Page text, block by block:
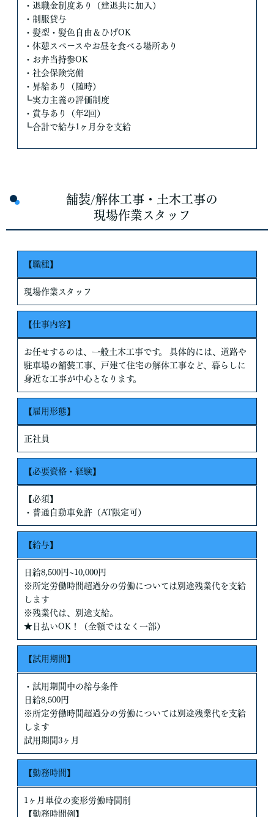
・退職金制度あり（建退共に加入）
・制服貸与
・髪型・髪色自由＆ひげOK
・休憩スペースやお昼を食べる場所あり
・お弁当持参OK
・社会保険完備
・昇給あり（随時）
┗実力主義の評価制度
・賞与あり（年2回）
┗合計で給与1ヶ月分を支給
舗装/解体工事・土木工事の
現場作業スタッフ
【職種】
現場作業スタッフ
【仕事内容】
お任せするのは、一般土木工事です。 具体的には、道路や
駐車場の舗装工事、戸建て住宅の解体工事など、暮らしに
身近な工事が中心となります。
【雇用形態】
正社員
【必要資格・経験】
【必須】
・普通自動車免許（AT限定可）
【給与】
日給8,500円~10,000円
※所定労働時間超過分の労働については別途残業代を支給
します
※残業代は、別途支給。
★日払いOK！（全額ではなく一部）
【試用期間】
・試用期間中の給与条件
日給8,500円
※所定労働時間超過分の労働については別途残業代を支給
します
試用期間3ヶ月
【勤務時間】
1ヶ月単位の変形労働時間制
【勤務時間例】